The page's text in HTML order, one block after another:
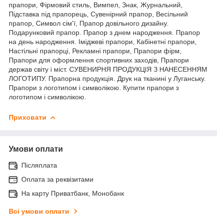
прапори, Фірмовий стиль, Вимпел, Знак, Журнальний,
Підставка під прапорець, Сувенірний прапор, Весільний
прапор, Символ сім'ї, Прапор довільного дизайну.
Подарунковий прапор. Прапор з днем народження. Прапор
на день народження. Іміджеві прапори, Кабінетні прапори,
Настільні прапорці, Рекламні прапори, Прапори фірм,
Прапори для оформлення спортивних заходів, Прапори
держав світу і міст. СУВЕНИРНЯ ПРОДУКЦІЯ З НАНЕСЕННЯМ
ЛОГОТИПУ. Прапорна продукція. Друк на тканині у Луганську.
Прапори з логотипом і символікою. Купити прапори з
логотипом і символікою.
Приховати
Умови оплати
Післяплата
Оплата за реквізитами
На карту Приватбанк, Монобанк
Всі умови оплати